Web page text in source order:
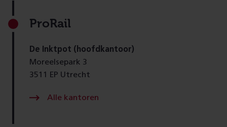
ProRail
De Inktpot (hoofdkantoor)
Moreelsepark 3
3511 EP Utrecht
Alle kantoren